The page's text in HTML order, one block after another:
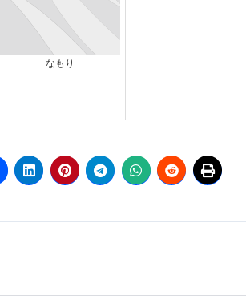
ブルーレイディスク）
券0円てマジ？&アジア飯食べ尽くし
】#shorts
ペスト・ジェノベーゼ】が衝撃のうまさ
タリアンの名店 イルギオットーネの
なもり